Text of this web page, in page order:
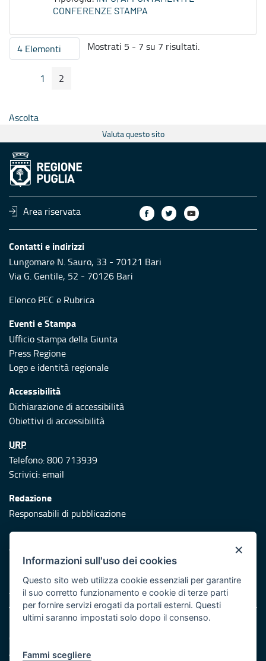
CONFERENZE STAMPA
4 ElementiPer pagina
Mostrati 5 - 7 su 7 risultati.
Pagina Precedente
Pagina
1 Pagina
2
Ascolta
Valuta questo sito
Area riservata
Contatti e indirizzi
Lungomare N. Sauro, 33 - 70121 Bari
Via G. Gentile, 52 - 70126 Bari
Elenco PEC e Rubrica
Eventi e Stampa
Ufficio stampa della Giunta
Press Regione
Logo e identità regionale
Accessibilità
Dichiarazione di accessibilità
Obiettivi di accessibilità
URP
Telefono: 800 713939
Scrivici:email
Redazione
Responsabili di pubblicazione
Protezione civile
Vai al sito di Protezione Civile Puglia
Iniziativa finanziata con risorse del POR Puglia 2014/2020 -
Asse XI
Note legali
Cookie e privacy
Atti di notifica
×
Informazioni sull'uso dei cookies
Questo sito web utilizza cookie essenziali per garantire
il suo corretto funzionamento e cookie di terze parti
per fornire servizi erogati da portali esterni. Questi
ultimi saranno impostati solo dopo il consenso.
Fammi scegliere